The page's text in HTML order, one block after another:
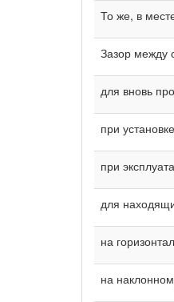
То же, в
Зазор между
для вновь
при установке
при
для
на
на